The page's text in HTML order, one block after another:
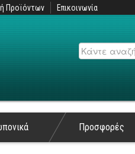
Προϊόντων
Επικοινωνία
Αναζήτηση
Προσφορές